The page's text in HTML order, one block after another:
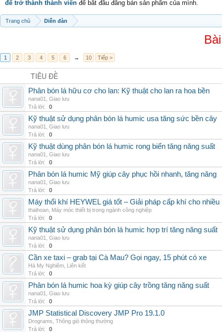
để trở thành thành viên để bắt đầu đăng bán sản phẩm của mình.
Trang chủ Diễn đàn
1 2 3 4 5 6 → 10 Tiếp >
TIÊU ĐỀ
Phân bón lá hữu cơ cho lan: Kỹ thuật cho lan ra hoa bền
nana01
Giao lưu
Trả lời:
0
Kỹ thuật sử dụng phân bón lá humic usa tăng sức bền cây
nana01
Giao lưu
Trả lời:
0
Kỹ thuật dùng phân bón lá humic rong biển tăng năng suất
nana01
Giao lưu
Trả lời:
0
Phân bón lá humic Mỹ giúp cây phục hồi nhanh, tăng năng
nana01
Giao lưu
Trả lời:
0
Máy thổi khí HEYWEL giá tốt – Giải pháp cấp khí cho
thaihoan Máy móc thiết bị trong ngành công nghiệp
Trả lời:
0
Kỹ thuật sử dụng phân bón lá humic hợp trí tăng năng suất
nana01
Giao lưu
Trả lời:
0
Cần xe taxi – grab tại Cà Mau? Gọi ngay, 15 phút có xe
Hà My Nghiêm Liên kết
Trả lời:
0
Phân bón lá humic hoa kỳ giúp cây trồng tăng năng suất
nana01
Giao lưu
Trả lời:
0
JMP Statistical Discovery JMP Pro 19.1.0
Drograms Thông gió thông thường
Trả lời:
0